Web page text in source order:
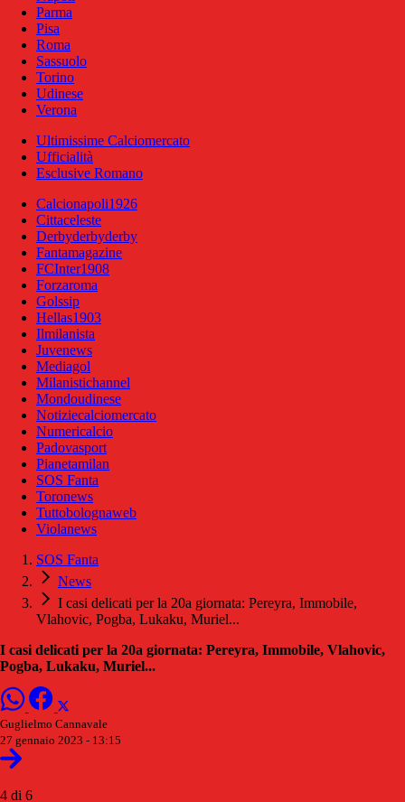
Parma
Pisa
Roma
Sassuolo
Torino
Udinese
Verona
Ultimissime Calciomercato
Ufficialità
Esclusive Romano
Calcionapoli1926
Cittaceleste
Derbyderbyderby
Fantamagazine
FCInter1908
Forzaroma
Golssip
Hellas1903
Ilmilanista
Juvenews
Mediagol
Milanistichannel
Mondoudinese
Notiziecalciomercato
Numericalcio
Padovasport
Pianetamilan
SOS Fanta
Toronews
Tuttobolognaweb
Violanews
SOS Fanta
News
I casi delicati per la 20a giornata: Pereyra, Immobile,
Vlahovic, Pogba, Lukaku, Muriel...
I casi delicati per la 20a giornata: Pereyra, Immobile, Vlahovic,
Pogba, Lukaku, Muriel...
Guglielmo Cannavale
27 gennaio 2023 - 13:15
4 di 6